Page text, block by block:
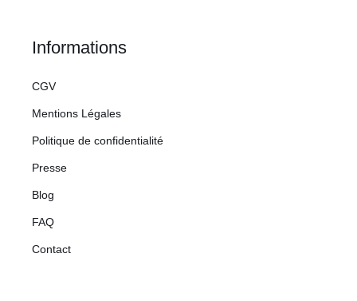
Informations
CGV
Mentions Légales
Politique de confidentialité
Presse
Blog
FAQ
Contact